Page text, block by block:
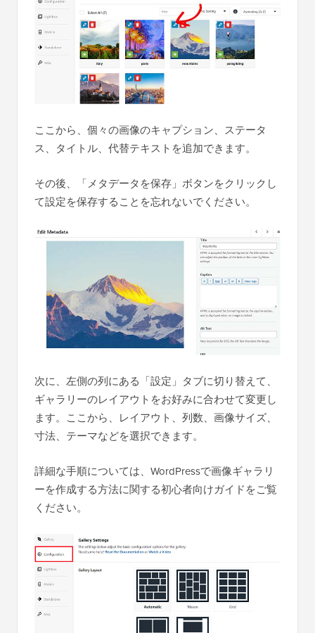
ここから、個々の画像のキャプション、ステータ
ス、タイトル、代替テキストを追加できます。
その後、「メタデータを保存」ボタンをクリックし
て設定を保存することを忘れないでください。
次に、左側の列にある「設定」タブに切り替えて、
ギャラリーのレイアウトをお好みに合わせて変更し
ます。ここから、レイアウト、列数、画像サイズ、
寸法、テーマなどを選択できます。
詳細な手順については、WordPressで画像ギャラリ
ーを作成する方法に関する初心者向けガイドをご覧
ください。